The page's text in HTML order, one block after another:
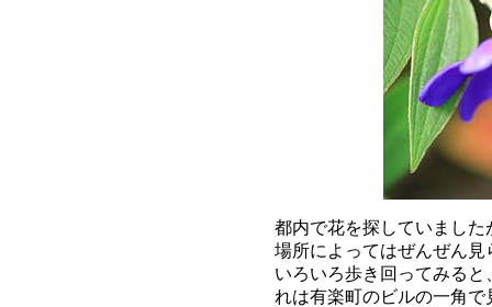
都内で花を探していまし
場所によってはぜんぜん
いろいろ歩き回ってみる
れは有楽町のビルの一角